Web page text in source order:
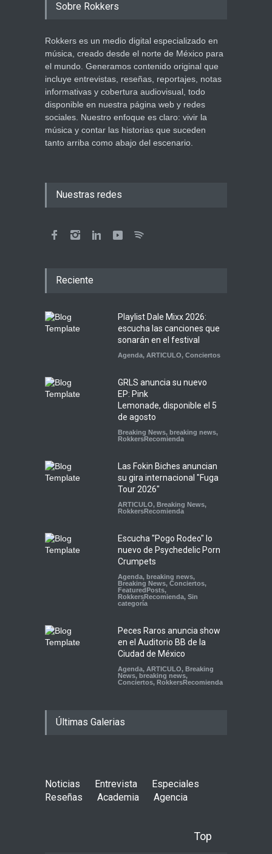
Sobre Rokkers
Rokkers es un medio digital especializado en
música, creado desde el norte de México para
el mundo. Generamos contenido original que
incluye entrevistas, reseñas, reportajes, notas
informativas y cobertura audiovisual, todo
disponible en nuestra página web y redes
sociales. Nuestro enfoque es claro: vivir la
música y contar las historias que suceden
tanto arriba como abajo del escenario.
Nuestras redes
Reciente
Playlist Dale Mixx 2026:
escucha las canciones que
sonarán en el festival
Agenda, ARTICULO, Conciertos
GRLS anuncia su nuevo
EP: Pink
Lemonade, disponible el 5
de agosto
Breaking News, breaking news,
RokkersRecomienda
Las Fokin Biches anuncian
su gira internacional "Fuga
Tour 2026"
ARTICULO, Breaking News,
RokkersRecomienda
Escucha "Pogo Rodeo" lo
nuevo de Psychedelic Porn
Crumpets
Agenda, breaking news,
Breaking News, Conciertos,
FeaturedPosts,
RokkersRecomienda, Sin
categoría
Peces Raros anuncia show
en el Auditorio BB de la
Ciudad de México
Agenda, ARTICULO, Breaking
News, breaking news,
Conciertos, RokkersRecomienda
Últimas Galerias
Noticias Entrevista
Especiales
Reseñas
Academia Agencia
Top